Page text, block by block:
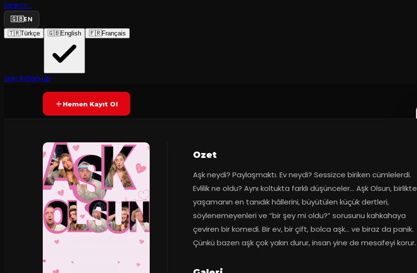
Search...
🇬🇧EN
🇹🇷Türkçe 🇬🇧English 🇫🇷Français
Sign InSign Up
Aşk Olsun
Tiyatro Oyun Kutusu
YAKINDA Yetersiz oy
Hemen Kayıt Ol
Ozet
Aşk neydi? Paylaşmaktı. Ev neydi? Sessizce biriken cümlelerdi.
Evlilik ne oldu? Aynı koltukta farklı düşünceler… Aşk Olsun, birlikte
yaşamanın en tanıdık hâllerini, büyütülen küçük dertleri,
söylenemeyenleri ve “bir şey mi oldu?” sorusunu kahkahaya
çeviren bir komedi. Bir ev, bir çift, bolca aşk… ve biraz da panik.
Çünkü bazen aşk çok yakın durur, insan yine de mesafeyi korur.